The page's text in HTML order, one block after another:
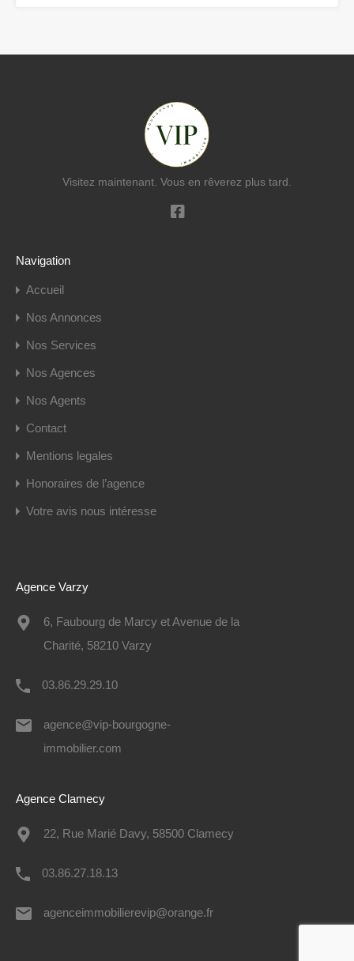
Visitez maintenant. Vous en rêverez plus tard.
Navigation
Accueil
Nos Annonces
Nos Services
Nos Agences
Nos Agents
Contact
Mentions legales
Honoraires de l’agence
Votre avis nous intéresse
Agence Varzy
6, Faubourg de Marcy et Avenue de la
Charité, 58210 Varzy
03.86.29.29.10
agence@vip-bourgogne-
immobilier.com
Agence Clamecy
22, Rue Marié Davy, 58500 Clamecy
03.86.27.18.13
agenceimmobilierevip@orange.fr